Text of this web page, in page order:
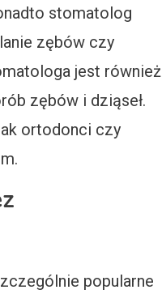
stomatolog
zębów czy
jest również
zębów i dziąseł.
ortodonci czy
popularne